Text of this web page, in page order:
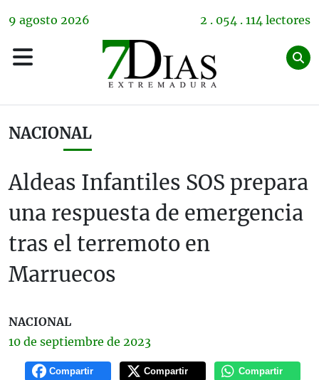
9 agosto 2026 2 . 054 . 114 lectores
NACIONAL
Aldeas Infantiles SOS prepara
una respuesta de emergencia
tras el terremoto en
Marruecos
NACIONAL
10 de septiembre de 2023
Compartir Compartir Compartir